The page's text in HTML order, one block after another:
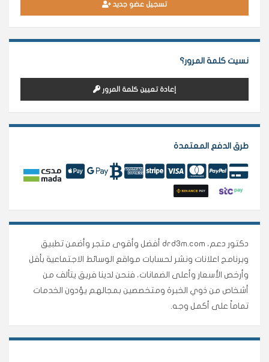
تسجيل عضو جديد
نسيت كلمة المرور؟
إعادة تعيين كلمة المرور
طرق الدفع المعتمدة
دكتور دعم، drd3m.com أفضل وأقوى متجر وأضمن تطبيق
وبرنامج اعلانات ونشر لحسابات مواقع الوسائط الاجتماعية بأقل
وأرخص الأسعار وأعلى الضمانات، فنحن لدينا فريق يتألف من
أشخاص من ذوي الخبرة ومتخصصين بمجالهم يؤدون الخدمات
تماماً على أكمل وجه.